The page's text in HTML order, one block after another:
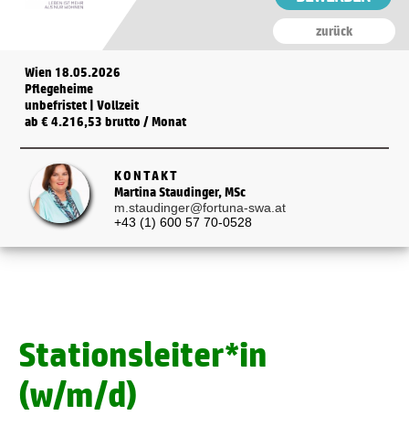
zurück
Wien 18.05.2026
Pflegeheime
unbefristet | Vollzeit
ab € 4.216,53 brutto / Monat
KONTAKT
Martina Staudinger, MSc
m.staudinger@fortuna-swa.at
+43 (1) 600 57 70-0528
Stationsleiter*in
(w/m/d)